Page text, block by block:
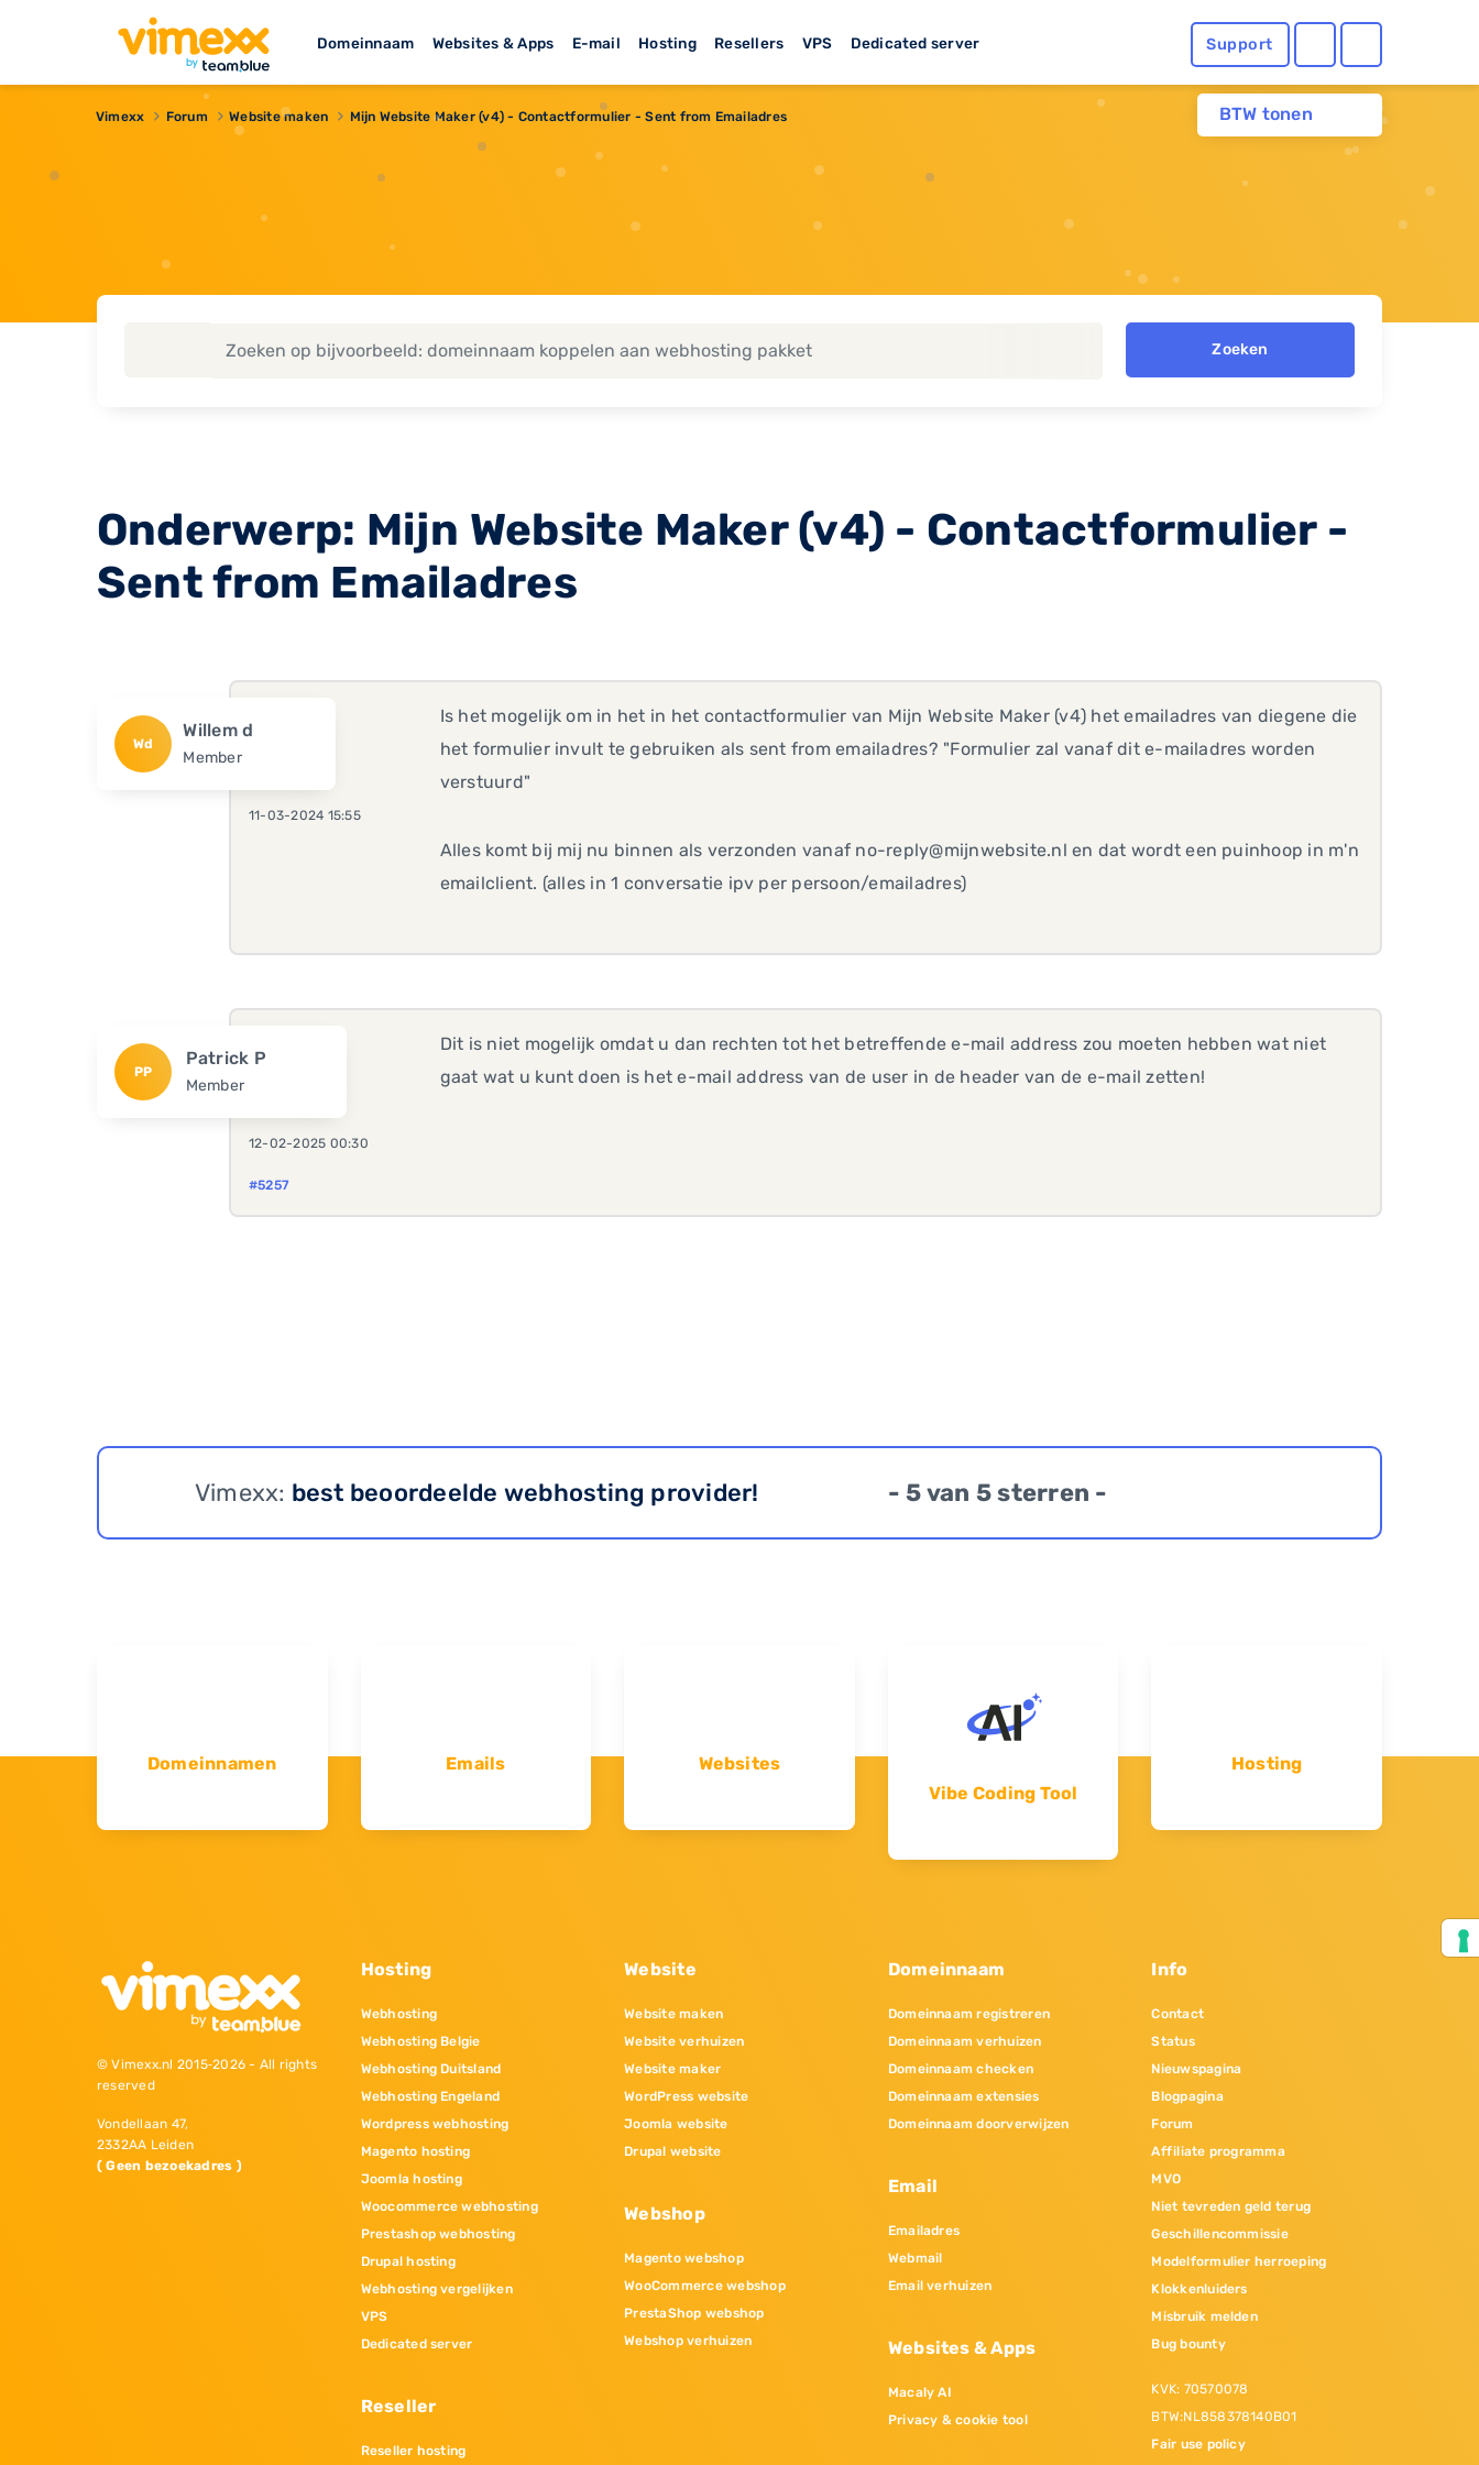
Domeinnaam Websites & Apps E-mail Hosting Resellers VPS Dedicated server Support
BTW tonen
Vimexx Forum Website maken Mijn Website Maker (v4) - Contactformulier - Sent from Emailadres
Zoeken
Onderwerp: Mijn Website Maker (v4) - Contactformulier -
Sent from Emailadres
Wd
Willem d
Member
11-03-2024 15:55
Is het mogelijk om in het in het contactformulier van Mijn Website Maker (v4) het emailadres van diegene die
het formulier invult te gebruiken als sent from emailadres? "Formulier zal vanaf dit e-mailadres worden
verstuurd"
Alles komt bij mij nu binnen als verzonden vanaf no-reply@mijnwebsite.nl en dat wordt een puinhoop in m'n
emailclient. (alles in 1 conversatie ipv per persoon/emailadres)
PP
Patrick P
Member
12-02-2025 00:30
#5257
Dit is niet mogelijk omdat u dan rechten tot het betreffende e-mail address zou moeten hebben wat niet
gaat wat u kunt doen is het e-mail address van de user in de header van de e-mail zetten!
Vimexx: best beoordeelde webhosting provider! - 5 van 5 sterren -
Domeinnamen Emails
Websites
Vibe Coding Tool
Hosting
© Vimexx.nl 2015‐2026 - All rights
reserved
Vondellaan 47,
2332AA Leiden
( Geen bezoekadres )
Hosting
Webhosting
Webhosting Belgie
Webhosting Duitsland
Webhosting Engeland
Wordpress webhosting
Magento hosting
Joomla hosting
Woocommerce webhosting
Prestashop webhosting
Drupal hosting
Webhosting vergelijken
VPS
Dedicated server
Reseller
Reseller hosting
Website
Website maken
Website verhuizen
Website maker
WordPress website
Joomla website
Drupal website
Webshop
Magento webshop
WooCommerce webshop
PrestaShop webshop
Webshop verhuizen
Domeinnaam
Domeinnaam registreren
Domeinnaam verhuizen
Domeinnaam checken
Domeinnaam extensies
Domeinnaam doorverwijzen
Email
Emailadres
Webmail
Email verhuizen
Websites & Apps
Macaly AI
Privacy & cookie tool
Info
Contact
Status
Nieuwspagina
Blogpagina
Forum
Affiliate programma
MVO
Niet tevreden geld terug
Geschillencommissie
Modelformulier herroeping
Klokkenluiders
Misbruik melden
Bug bounty
KVK: 70570078
BTW:NL858378140B01
Fair use policy